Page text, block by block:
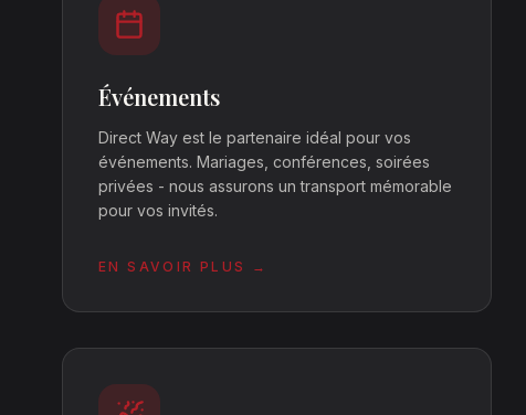
Événements
Direct Way est le partenaire idéal pour vos
événements. Mariages, conférences, soirées
privées - nous assurons un transport mémorable
pour vos invités.
EN SAVOIR PLUS →